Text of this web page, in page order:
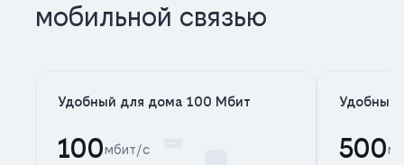
мобильной связью
Удобный для дома 100 Мбит
100мбит/с
Удобный
500